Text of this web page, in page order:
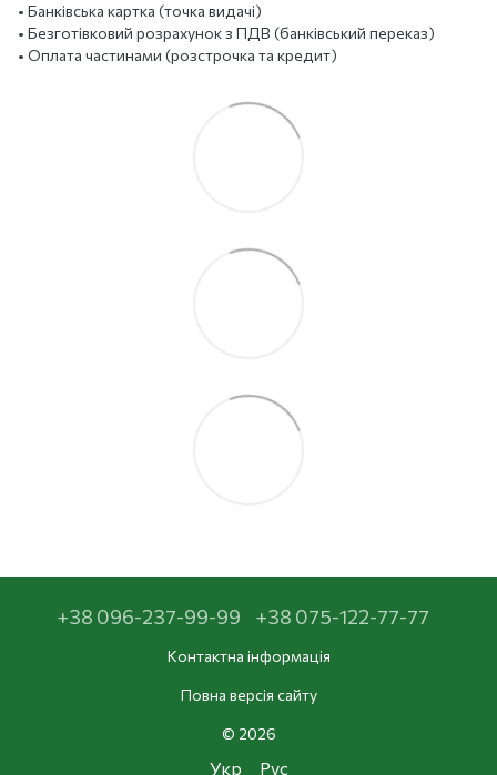
• Банківська картка (точка видачі)
• Безготівковий розрахунок з ПДВ (банківський переказ)
• Оплата частинами (розстрочка та кредит)
+38 096-237-99-99 +38 075-122-77-77
Контактна інформація
Повна версія сайту
© 2026
Укр Рус